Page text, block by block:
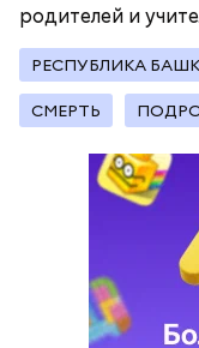
родителей и
РЕСПУБЛИКА
СМЕРТЬ
продажи и
сетях. С целью
денежных
покупателей
прогнозов ставок
свои личные
также на
счета, —